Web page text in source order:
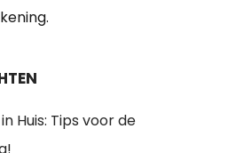
Huis: Tips voor de